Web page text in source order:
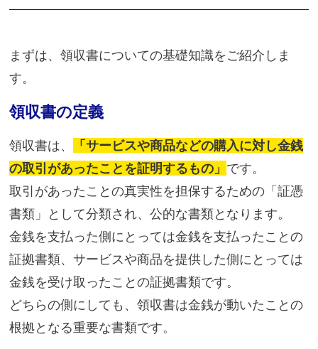
まずは、領収書についての基礎知識をご紹介しま
す。
領収書の定義
領収書は、
「サービスや商品などの購入に対し金銭
の取引があったことを証明するもの」 です。
取引があったことの真実性を担保するための「証憑
書類」として分類され、公的な書類となります。
金銭を支払った側にとっては金銭を支払ったことの
証拠書類、サービスや商品を提供した側にとっては
金銭を受け取ったことの証拠書類です。
どちらの側にしても、領収書は金銭が動いたことの
根拠となる重要な書類です。